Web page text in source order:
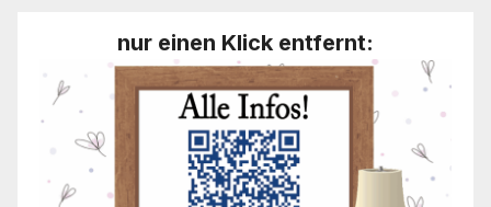
nur einen Klick entfernt: